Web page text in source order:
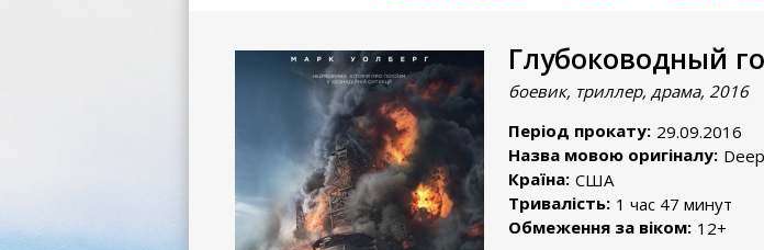
Глубоководный
боевик, триллер, драма, 2016
Період прокату: 29.09.2016
Назва мовою оригіналу:
Країна: США
Тривалість: 1 час 47 минут
Обмеження за віком: 12+